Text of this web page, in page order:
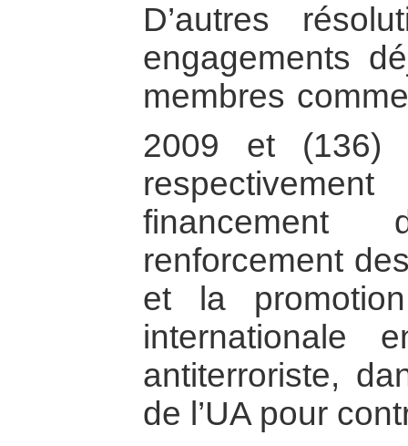
D’autres
engagements
membres
2009 et (136)
renforcement
et la
internationale
antiterroriste,
de l’UA pour